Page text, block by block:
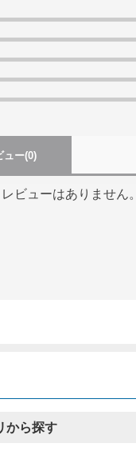
ュー(0)
レビューはありません。
から探す